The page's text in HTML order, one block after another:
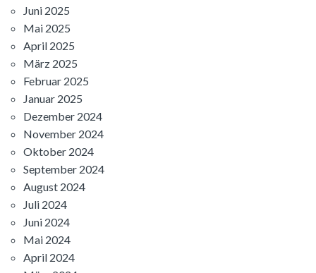
Juni 2025
Mai 2025
April 2025
März 2025
Februar 2025
Januar 2025
Dezember 2024
November 2024
Oktober 2024
September 2024
August 2024
Juli 2024
Juni 2024
Mai 2024
April 2024